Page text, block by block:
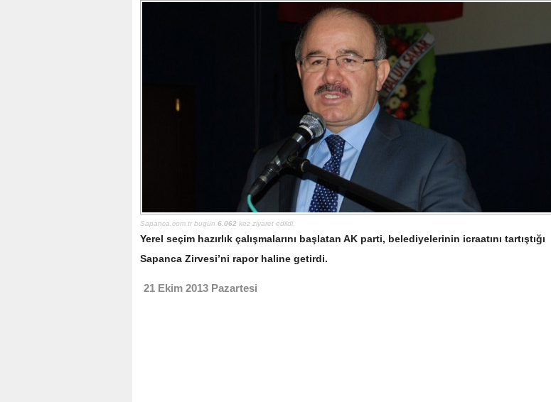
Sapanca.com.tr bugün 6.062kez ziyaret edildi.
Yerel seçim hazırlık çalışmalarını başlatan AK parti, belediyelerinin icraatını tartıştığı
Sapanca Zirvesi’ni rapor haline getirdi.
21 Ekim 2013 Pazartesi